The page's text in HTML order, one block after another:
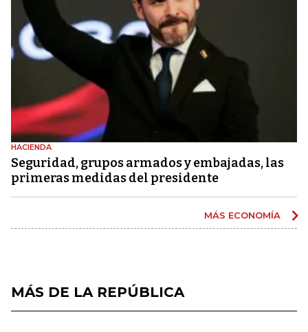
HACIENDA
Seguridad, grupos armados y embajadas, las
primeras medidas del presidente
MÁS ECONOMÍA
MÁS DE LA REPÚBLICA